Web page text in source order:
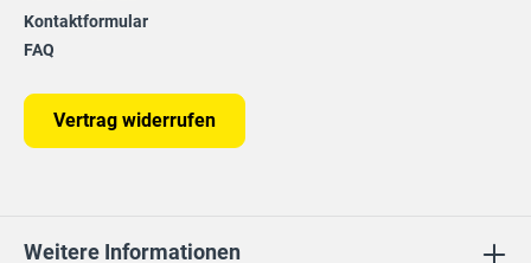
Kontaktformular
FAQ
Vertrag widerrufen
Weitere Informationen